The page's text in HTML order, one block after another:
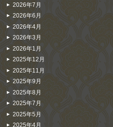
2026年7月
2026年6月
2026年4月
2026年3月
2026年1月
2025年12月
2025年11月
2025年9月
2025年8月
2025年7月
2025年5月
2025年4月